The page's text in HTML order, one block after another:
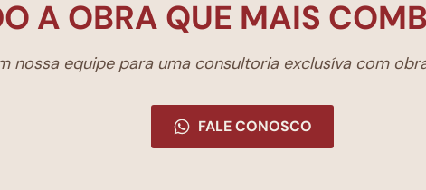
A OBRA QUE MAIS
nossa equipe para uma consultoria exclusíva com
FALE CONOSCO